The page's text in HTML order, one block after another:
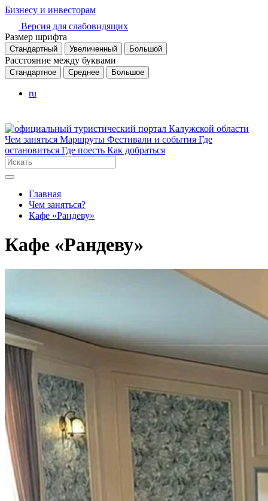
Бизнесу и инвесторам
Версия для слабовидящих
Размер шрифта
Стандартный Увеличенный Большой
Расстояние между буквами
Стандартное Среднее Большое
ru
Чем заняться Маршруты Фестивали и события Где
остановиться Где поесть Как добраться
Главная
Чем заняться?
Кафе «Рандеву»
Кафе «Рандеву»